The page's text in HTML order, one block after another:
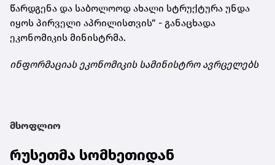
წარდგენა და საბოლოოდ ახალი სტრუქტურა უნდა
იყოს პირველი აპრილისთვის“ - განაცხადა
ეკონომიკის მინისტრმა.
ინფორმაციას ეკონომიკის სამინისტრო ავრცელებს
მსოფლიო
რუსეთმა სომხეთიდან